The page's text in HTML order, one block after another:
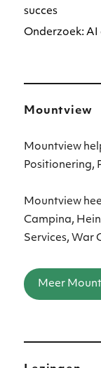
succes
Onderzoek: AI
Mountview
Mountview
Positionering,
Mountview
Campina,
Services, War
Meer